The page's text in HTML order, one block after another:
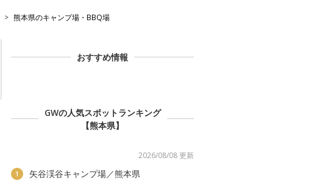
熊本県のキャンプ場・BBQ場
おすすめ情報
GWの人気スポットランキング
【熊本県】
2026/08/08 更新
1
矢谷渓谷キャンプ場／熊本県